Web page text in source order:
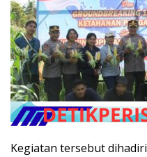
Kegiatan tersebut